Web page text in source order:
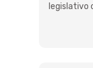
legislativo